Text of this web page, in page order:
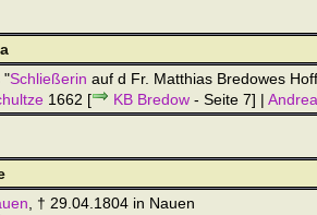
"Schließerin auf d Fr. Matthias Bredowes
1662 [ KB Bredow - Seite 7] |
, † 29.04.1804 in Nauen